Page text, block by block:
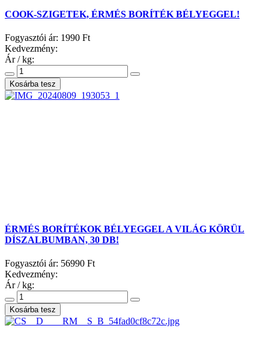
COOK-SZIGETEK, ÉRMÉS BORÍTÉK BÉLYEGGEL!
Fogyasztói ár: 1990 Ft
Kedvezmény:
Ár / kg:
ÉRMÉS BORÍTÉKOK BÉLYEGGEL A VILÁG KÖRÜL
DÍSZALBUMBAN, 30 DB!
Fogyasztói ár: 56990 Ft
Kedvezmény:
Ár / kg: